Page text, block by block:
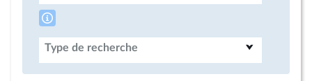
Type de recherche